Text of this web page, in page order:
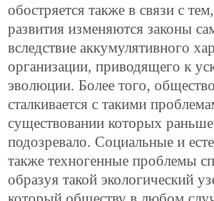
обостряется также в связи с
развития изменяются законы
вследствие аккумулятивного
организации, приводящего к
эволюции. Более того,
сталкивается с такими
существовании которых
подозревало. Социальные и
также техногенные проблемы
образуя такой экологический